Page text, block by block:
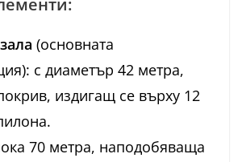
(основната
с диаметър 42 метра,
издигащ се върху 12
70 метра, наподобяваща